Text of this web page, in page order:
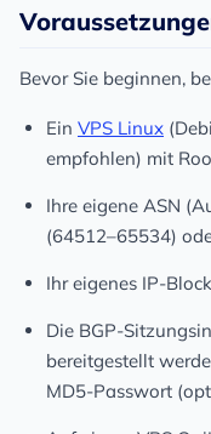
Bevor Sie beginnen,
Ein VPS Linux
empfohlen) mit
Ihre eigene ASN
(64512–65534)
Ihr eigenes IP-Block
Die BGP-
bereitgestellt
MD5-Passwort